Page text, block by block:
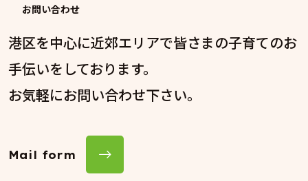
お問い合わせ
港区を中心に近郊エリアで皆さまの子育てのお
手伝いをしております。
お気軽にお問い合わせ下さい。
Mail form